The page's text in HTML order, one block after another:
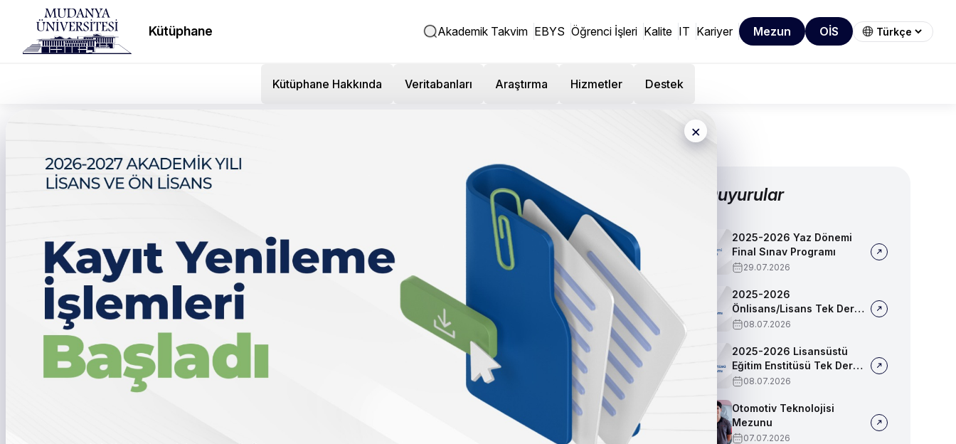
Kütüphane Akademik Takvim EBYS Öğrenci İşleri Kalite IT Kariyer Mezun OİS
Kütüphane Hakkında Veritabanları Araştırma Hizmetler Destek
×
22.06.2022 Tarihli Akademik Kadro İlanı Diğer Duyurular
2025-2026 Yaz Dönemi
Final Sınav Programı
29.07.2026
2025-2026
Önlisans/Lisans Tek Ders
Sınav Programı
08.07.2026
2025-2026 Lisansüstü
Eğitim Enstitüsü Tek Ders
Sınav Programı
08.07.2026
Otomotiv Teknolojisi
Mezunu
07.07.2026